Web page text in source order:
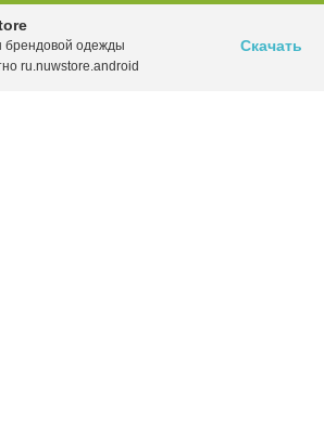
брендовой одежды
ru.nuwstore.android
Скачать